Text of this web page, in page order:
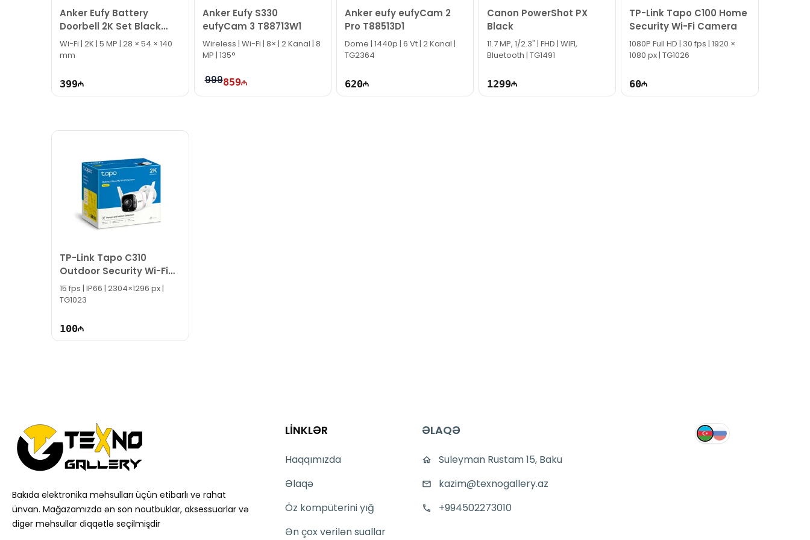
Anker Eufy Battery
Doorbell 2K Set Black
E8210
Wi-Fi | 2K | 5 MP | 28 × 54 × 140
mm
399
Anker Eufy S330
eufyCam 3 T88713W1
Wireless | Wi-Fi | 8× | 2 Kanal | 8
MP | 135°
999859
Anker eufy eufyCam 2
Pro T88513D1
Dome | 1440p | 6 Vt | 2 Kanal |
TG2364
620
Canon PowerShot PX
Black
11.7 MP, 1/2.3" | FHD | WIFI,
Bluetooth | TG1491
1299
TP-Link Tapo C100 Home
Security Wi-Fi Camera
1080P Full HD | 30 fps | 1920 ×
1080 px | TG1026
60
TP-Link Tapo C310
Outdoor Security Wi-Fi
Camera
15 fps | IP66 | 2304×1296 px |
TG1023
100
Bakıda elektronika məhsulları üçün etibarlı və rahat
ünvan. Mağazamızda ən son noutbuklar, aksessuarlar və
digər məhsullar diqqətlə seçilmişdir
LİNKLƏR
Haqqımızda
Əlaqə
Öz kompüterini yığ
Ən çox verilən suallar
ƏLAQƏ
Suleyman Rustam 15, Baku
kazim@texnogallery.az
+994502273010